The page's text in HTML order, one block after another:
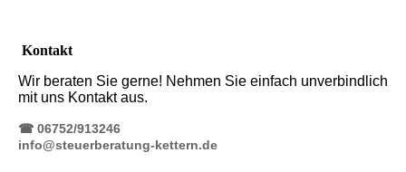
Kontakt
Wir beraten Sie gerne! Nehmen Sie einfach unverbindlich
mit uns Kontakt aus.
☎ 06752/913246
info@steuerberatung-kettern.de